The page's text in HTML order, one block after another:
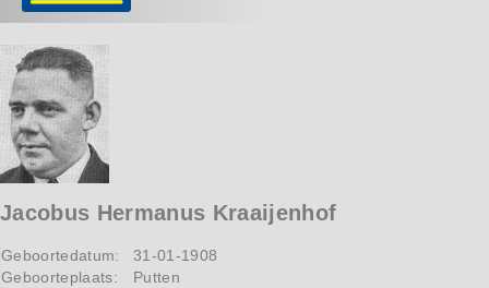
Jacobus Hermanus Kraaijenhof
Geboortedatum:
31-01-1908
Geboorteplaats:
Putten